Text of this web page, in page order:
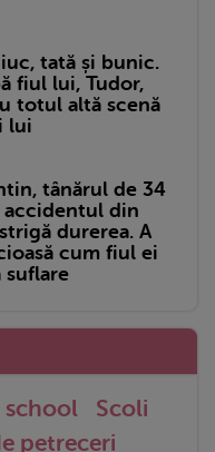
tată și bunic.
fiul lui, Tudor,
totul altă scenă
lui
tânărul de 34
din
durerea. A
cum fiul ei
suflare
school
Scoli
petreceri